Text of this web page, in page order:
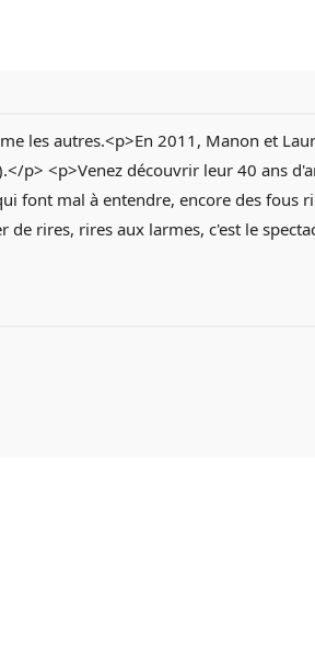
les autres.<p>En 2011, Manon et
p> <p>Venez découvrir leur 40 ans
font mal à entendre, encore des
rires, rires aux larmes, c'est le